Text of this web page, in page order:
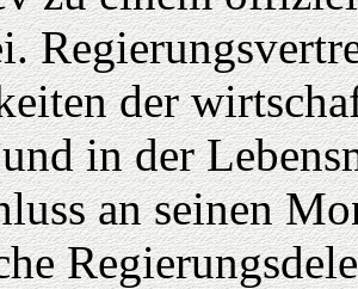
der
in der
an seinen